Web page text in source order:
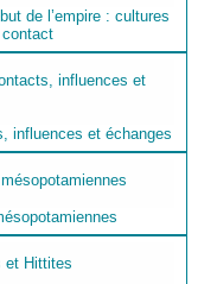
de l’empire : cultures
influences et échanges